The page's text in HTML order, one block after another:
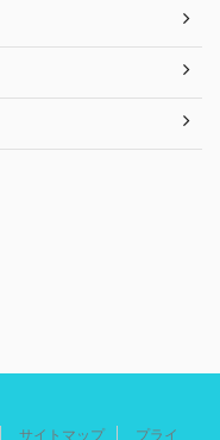
サイトマップ プライ